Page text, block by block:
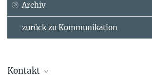
Archiv
zurück zu Kommunikation
Kontakt